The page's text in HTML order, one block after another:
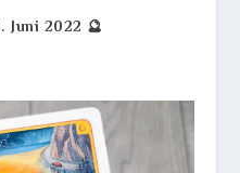
Juni 2022 🔮